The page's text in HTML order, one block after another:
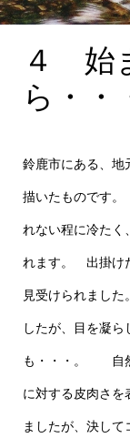
４ 始まりはコ
ら・・・P100号
４ 始
ら・・
鈴鹿市にある、地
描いたものです
れない程に冷たく
れます。 出掛け
見受けられまし
したが、目を凝
も・・・。 自然
に対する皮肉さを
ましたが、決して